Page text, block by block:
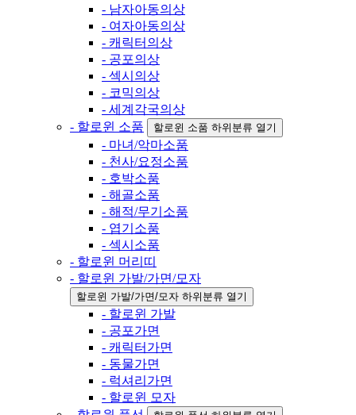
- 남자아동의상
- 여자아동의상
- 캐릭터의상
- 공포의상
- 섹시의상
- 코믹의상
- 세계각국의상
- 할로윈 소품
할로윈 소품 하위분류 열기
- 마녀/악마소품
- 천사/요정소품
- 호박소품
- 해골소품
- 해적/무기소품
- 엽기소품
- 섹시소품
- 할로윈 머리띠
- 할로윈 가발/가면/모자
할로윈 가발/가면/모자 하위분류 열기
- 할로윈 가발
- 공포가면
- 캐릭터가면
- 동물가면
- 럭셔리가면
- 할로윈 모자